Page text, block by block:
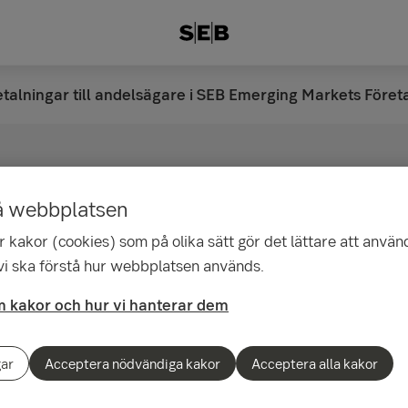
till andelsägare i SEB Emerging Markets
till andelsägare i
Markets
C
Emerging Markets
2019 och fonden började därefter
webbplatsen
kakor (cookies) som på olika sätt gör det lättare att
ska förstå hur webbplatsen används.
kakor och hur vi hanterar dem
Acceptera nödvändiga kakor Acceptera alla kakor